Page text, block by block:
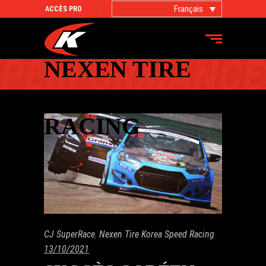
ACCÈS PRO Français
NEXEN TIRE
KOREA SPEED
RACING
CJ SuperRace, Nexen Tire Korea Speed Racing
13/10/2021